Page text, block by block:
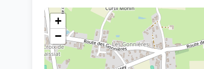
+
−